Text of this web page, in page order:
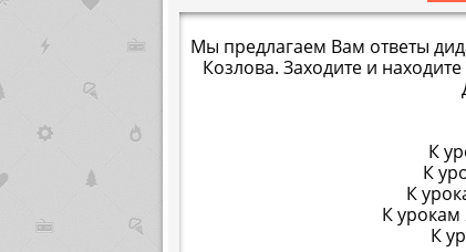
Мы предлагаем Вам ответы
Козлова. Заходите и
К
К
К
К урокам
К